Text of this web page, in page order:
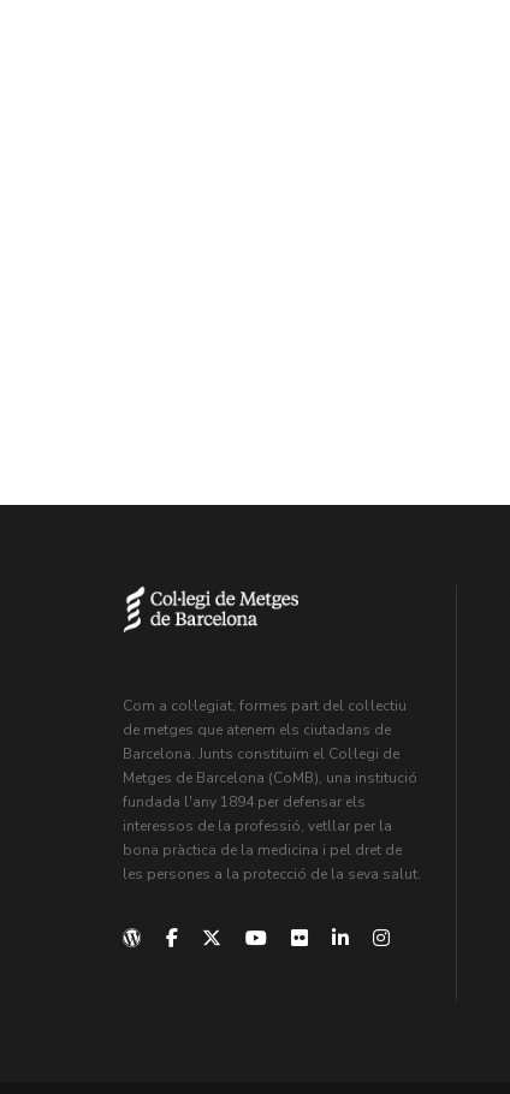
Com a col·legiat, formes part del col·lectiu
de metges que atenem els ciutadans de
Barcelona. Junts constituïm el Col·legi de
Metges de Barcelona (CoMB), una institució
fundada l'any 1894 per defensar els
interessos de la professió, vetllar per la
bona pràctica de la medicina i pel dret de
les persones a la protecció de la seva salut.